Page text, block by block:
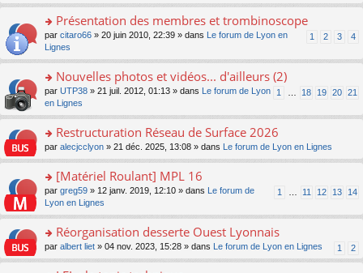
e
nt
u
s
ré
c
e
o
n
lu
le
u
s
ré
c
e
nt
s
s
g
o
n
lu
le
u
s
ré
c
e
nt
le
m
e
s
s
g
e
n
o
n
lu
u
s
ré
c
e
o
s
er
le
m
e
s
s
e
n
o
n
lu
pl
Présentation des membres et trombinoscope
1 2 3 4
par citaro66 » 20 juin 2010, 22:39 » dans
Le forum de Lyon en
Lignes
o
n
s
er
le
m
e
s
s
e
n
o
Nouvelles photos et vidéos... d'ailleurs (2)
1 18 19 20 21
par UTP38 » 21 juil. 2012, 01:13 » dans
Le forum de Lyon
en Lignes
o
n
ult
er
le
m
e
s
Restructuration Réseau de Surface 2026
par alecjcclyon » 21 déc. 2025, 13:08 » dans Le forum de Lyon en Lignes
o
s
er
le
m
[Matériel Roulant] MPL 16
1 11 12 13 14
par greg59 » 12 janv. 2019, 12:10 » dans
Le forum de
Lyon en Lignes
o
n
Réorganisation desserte Ouest Lyonnais
1 2
par albert liet » 04 nov. 2023, 15:28 » dans Le forum de Lyon en Lignes